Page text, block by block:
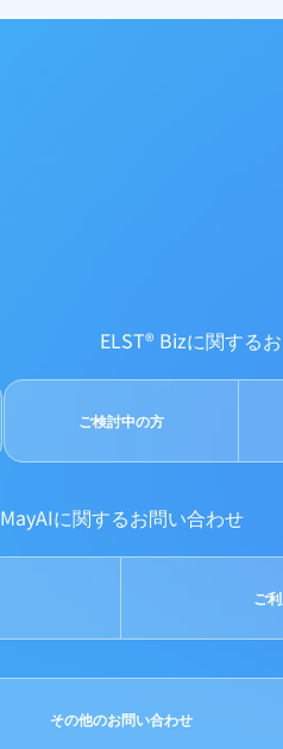
ELST® Bizに関する
ご検討中の方
MayAIに関するお問い合わせ
ご
その他のお問い合わせ